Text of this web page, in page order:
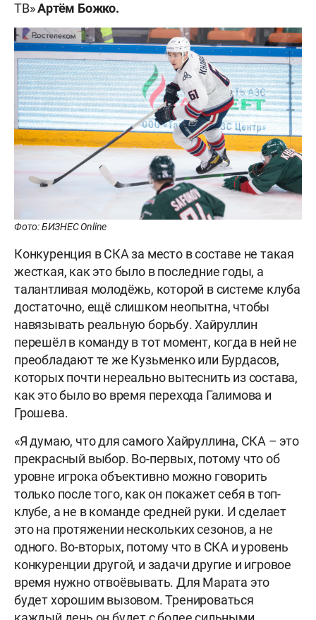
ТВ»Артём Божко.
Фото: БИЗНЕС Online
Конкуренция в СКА за место в составе не такая
жесткая, как это было в последние годы, а
талантливая молодёжь, которой в системе клуба
достаточно, ещё слишком неопытна, чтобы
навязывать реальную борьбу. Хайруллин
перешёл в команду в тот момент, когда в ней не
преобладают те же Кузьменко или Бурдасов,
которых почти нереально вытеснить из состава,
как это было во время перехода Галимова и
Грошева.
«Я думаю, что для самого Хайруллина, СКА – это
прекрасный выбор. Во-первых, потому что об
уровне игрока объективно можно говорить
только после того, как он покажет себя в топ-
клубе, а не в команде средней руки. И сделает
это на протяжении нескольких сезонов, а не
одного. Во-вторых, потому что в СКА и уровень
конкуренции другой, и задачи другие и игровое
время нужно отвоёвывать. Для Марата это
будет хорошим вызовом. Тренироваться